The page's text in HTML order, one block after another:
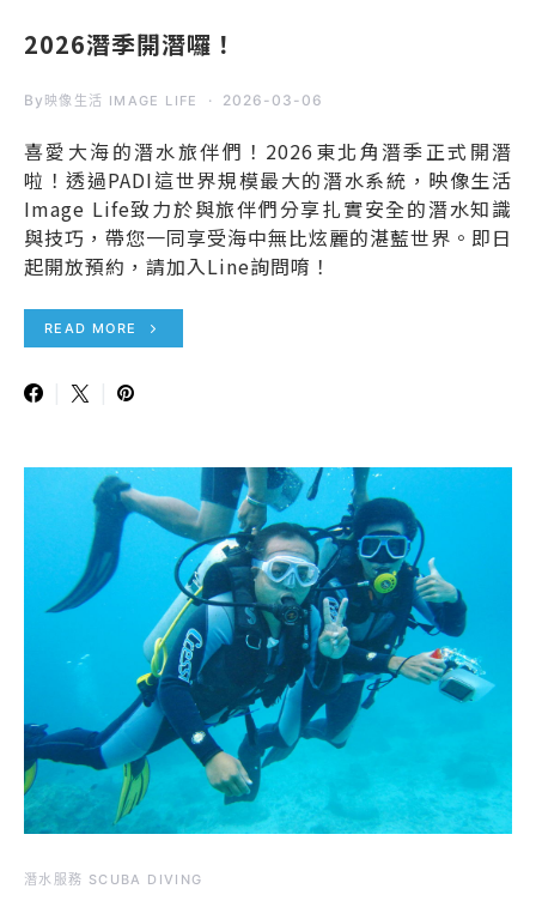
2026潛季開潛囉！
By 映像生活 IMAGE LIFE 2026-03-06
喜愛大海的潛水旅伴們！2026東北角潛季正式開潛
啦！透過PADI這世界規模最大的潛水系統，映像生活
Image Life致力於與旅伴們分享扎實安全的潛水知識
與技巧，帶您一同享受海中無比炫麗的湛藍世界。即日
起開放預約，請加入Line詢問唷！
READ MORE
潛水服務 SCUBA DIVING